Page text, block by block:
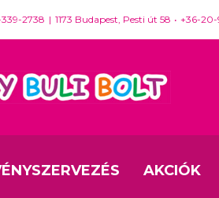
2738 1173 Budapest, Pesti út 58 +36-
AKCIÓK